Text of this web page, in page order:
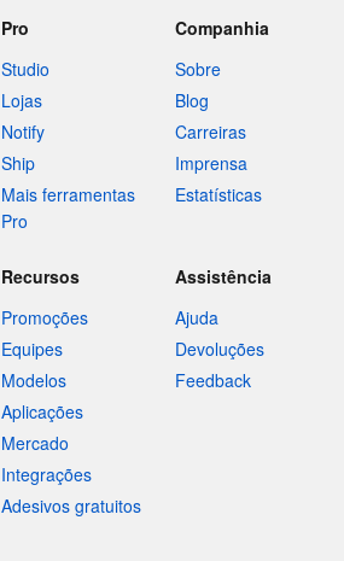
Pro
Studio
Lojas
Notify
Ship
Mais ferramentas
Pro
Companhia
Sobre
Blog
Carreiras
Imprensa
Estatísticas
Recursos
Promoções
Equipes
Modelos
Aplicações
Mercado
Integrações
Adesivos gratuitos
Assistência
Ajuda
Devoluções
Feedback